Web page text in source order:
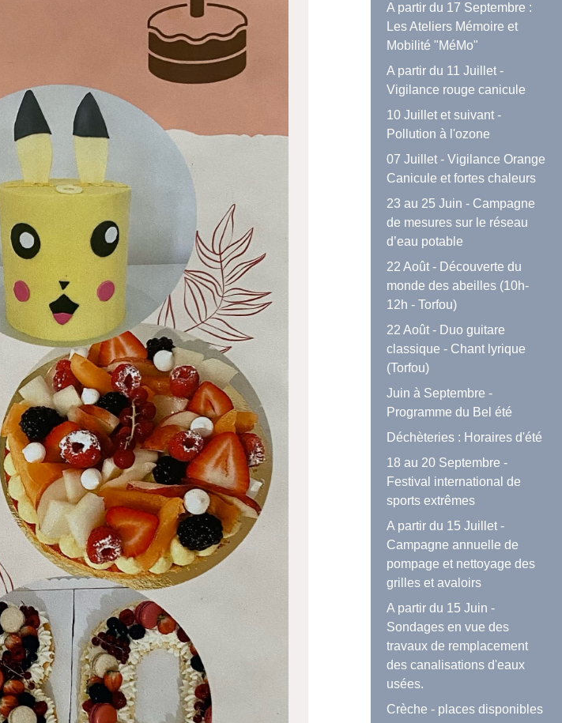
A partir du 17 Septembre :
Les Ateliers Mémoire et
Mobilité "MéMo"
A partir du 11 Juillet -
Vigilance rouge canicule
10 Juillet et suivant -
Pollution à l'ozone
07 Juillet - Vigilance Orange
Canicule et fortes chaleurs
23 au 25 Juin - Campagne
de mesures sur le réseau
d’eau potable
22 Août - Découverte du
monde des abeilles (10h-
12h - Torfou)
22 Août - Duo guitare
classique - Chant lyrique
(Torfou)
Juin à Septembre -
Programme du Bel été
Déchèteries : Horaires d'été
18 au 20 Septembre -
Festival international de
sports extrêmes
A partir du 15 Juillet -
Campagne annuelle de
pompage et nettoyage des
grilles et avaloirs
A partir du 15 Juin -
Sondages en vue des
travaux de remplacement
des canalisations d'eaux
usées.
Crèche - places disponibles